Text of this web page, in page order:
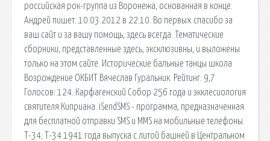
российская рок-группа из Воронежа, основанная в конце.
Андрей пишет: 10.03.2012 в 22:10. Во первых спасибо за
ваш сайт и за вашу помощь, здесь всегда. Тематические
сборники, представленные здесь, эксклюзивны, и выложены
только на этом сайте. Исторические бальные танцы школа
Возрождение ОКБИТ Вячеслав Гуральник. Рейтинг: 9,7
Голосов: 124. Карфагенский Собор 256 года и экклесиология
святителя Киприана. iSendSMS - программа, предназначенная
для бесплатной отправки SMS и MMS на мобильные телефоны.
Т-34; Т-34 1941 года выпуска с литой башней в Центральном